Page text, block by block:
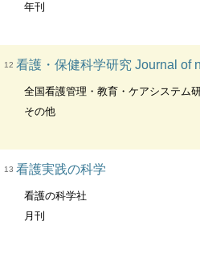
年刊
12 看護・保健科学研究 Journal of
全国看護管理・教育・ケアシステム
その他
13 看護実践の科学
看護の科学社
月刊